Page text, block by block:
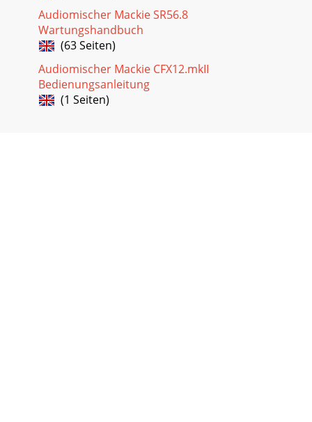
Audiomischer Mackie SR56.8
Wartungshandbuch
(63 Seiten)
Audiomischer Mackie CFX12.mkII
Bedienungsanleitung
(1 Seiten)